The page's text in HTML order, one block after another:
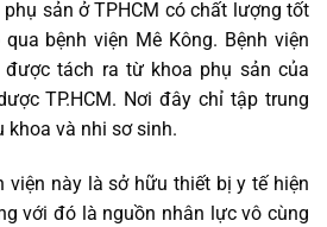
sản ở TPHCM có chất lượng tốt
bệnh viện Mê Kông. Bệnh viện
được tách ra từ khoa phụ sản của
TP.HCM. Nơi đây chỉ tập trung
khoa và nhi sơ sinh.
viện này là sở hữu thiết bị y tế hiện
với đó là nguồn nhân lực vô cùng